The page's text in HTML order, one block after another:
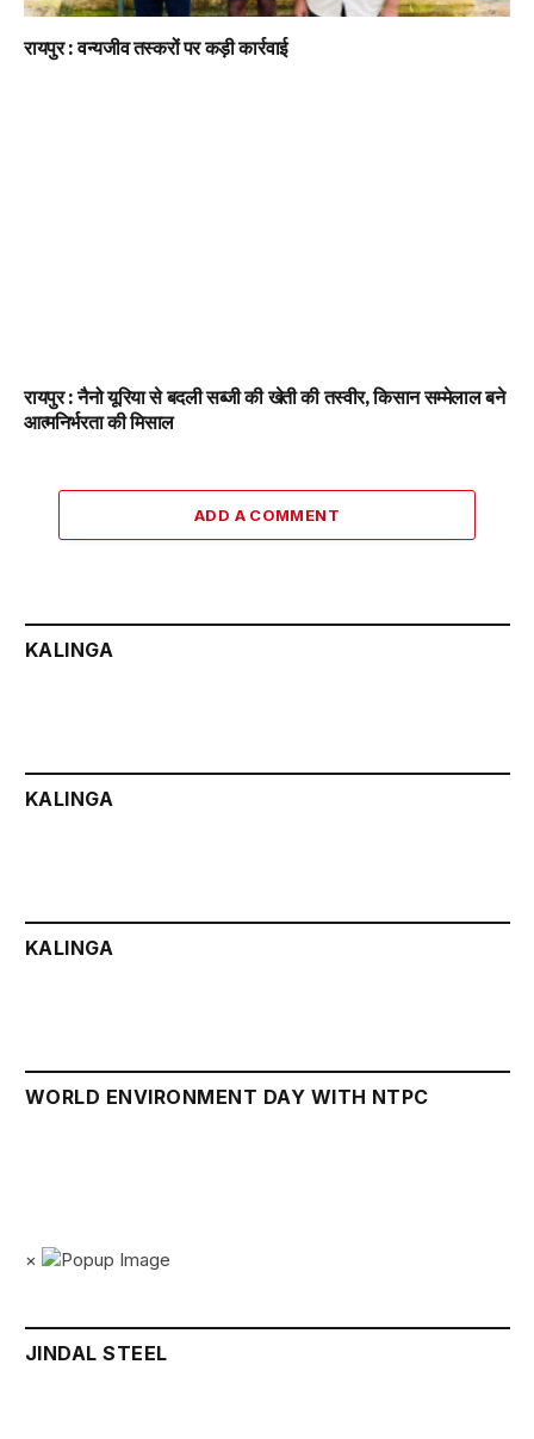
रायपुर : वन्यजीव तस्करों पर कड़ी कार्रवाई
रायपुर : नैनो यूरिया से बदली सब्जी की खेती की तस्वीर, किसान सम्मेलाल बने
आत्मनिर्भरता की मिसाल
ADD A COMMENT
KALINGA
KALINGA
KALINGA
WORLD ENVIRONMENT DAY WITH NTPC
×
JINDAL STEEL